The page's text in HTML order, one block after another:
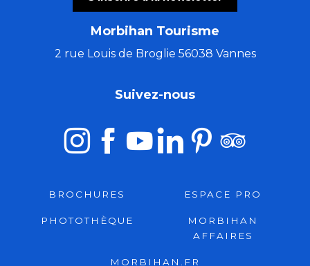
Morbihan Tourisme
2 rue Louis de Broglie 56038 Vannes
Suivez-nous
BROCHURES ESPACE PRO
PHOTOTHÈQUE
MORBIHAN
AFFAIRES
MORBIHAN.FR